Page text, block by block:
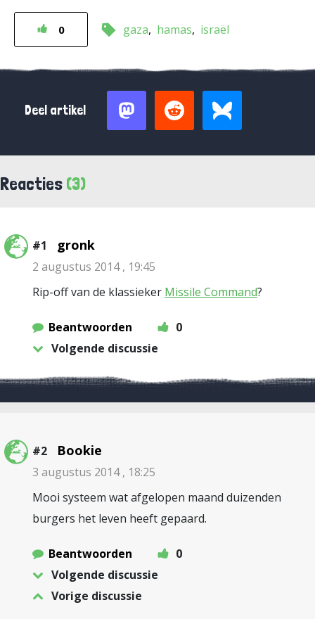
0 gaza hamas israël
Deel artikel
Reacties (3)
#1 gronk
2 augustus 2014 , 19:45
Rip-off van de klassieker Missile Command?
Beantwoorden
0
Volgende discussie
#2 Bookie
3 augustus 2014 , 18:25
Mooi systeem wat afgelopen maand duizenden
burgers het leven heeft gepaard.
Beantwoorden
0
Volgende discussie
Vorige discussie